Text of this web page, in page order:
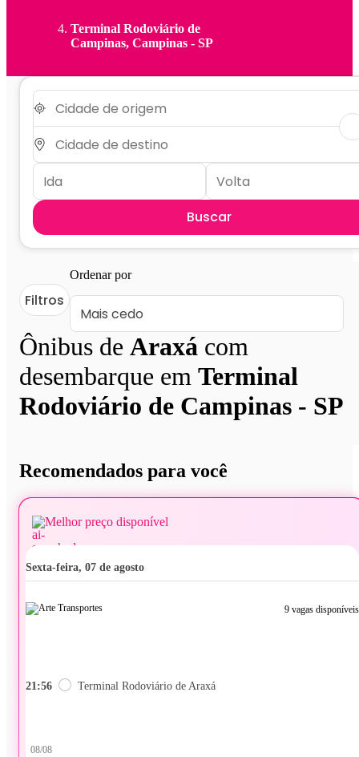
Terminal Rodoviário de
Campinas, Campinas - SP
Buscar
Ônibus de Araxá com
desembarque em Terminal
Rodoviário de Campinas - SP
Filtros
Ordenar por
Recomendados para você
Melhor preço disponível
sexta-feira, 07 de agosto
9 vagas disponíveis
21:56 Terminal Rodoviário de Araxá
08/08